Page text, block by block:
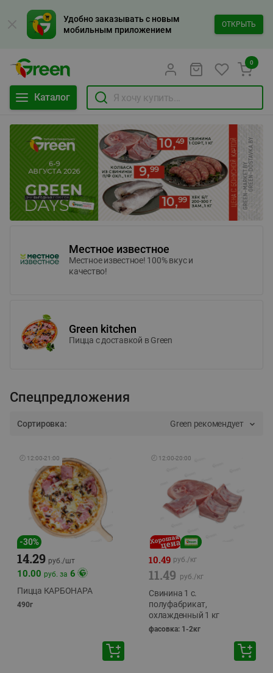
Удобно заказывать с новым
мобильным приложением
ОТКРЫТЬ
Каталог
0
Местное известное
Местное известное! 100% вкус и
качество!
Green kitchen
Пицца c доставкой в Green
Спецпредложения
Сортировка: Green рекомендует
🕘 12:00-21:00
-30%
14.29 руб./шт
10.00 руб. за 6
Пицца КАРБОНАРА
490г
🕘 12:00-20:00
10.49 руб./кг
11.49 руб./кг
Свинина 1 с.
полуфабрикат,
охлажденный 1 кг
фасовка: 1-2кг